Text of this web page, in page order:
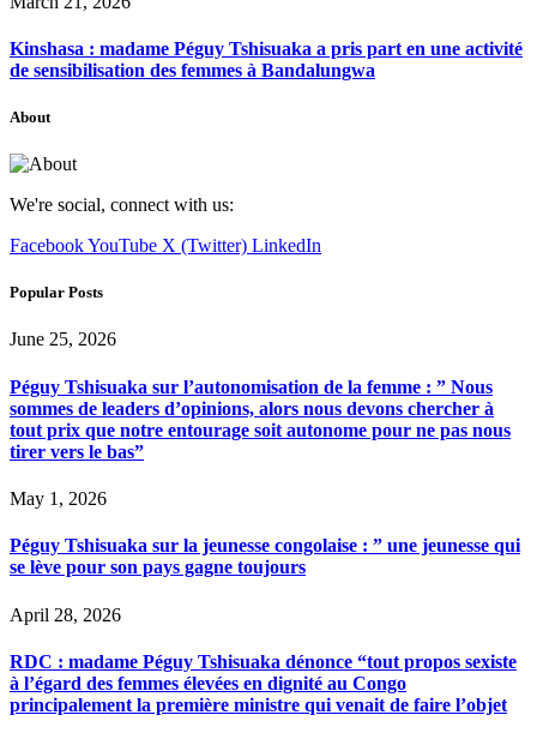
Kinshasa : madame Péguy Tshisuaka a pris part en une activité
de sensibilisation des femmes à Bandalungwa
About
We're social, connect with us:
FacebookYouTube X (Twitter) LinkedIn
Popular Posts
June 25, 2026
Péguy Tshisuaka sur l’autonomisation de la femme : ” Nous
sommes de leaders d’opinions, alors nous devons chercher à
tout prix que notre entourage soit autonome pour ne pas nous
tirer vers le bas”
May 1, 2026
Péguy Tshisuaka sur la jeunesse congolaise : ” une jeunesse qui
se lève pour son pays gagne toujours
April 28, 2026
RDC : madame Péguy Tshisuaka dénonce “tout propos sexiste
à l’égard des femmes élevées en dignité au Congo
principalement la première ministre qui venait de faire l’objet